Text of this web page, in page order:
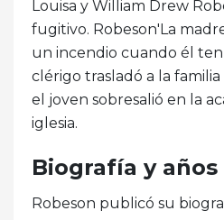
Louisa y William Drew
fugitivo. Robeson'La
un incendio cuando él
clérigo trasladó a la
el joven sobresalió en la
iglesia.
Biografía y
Robeson publicó su